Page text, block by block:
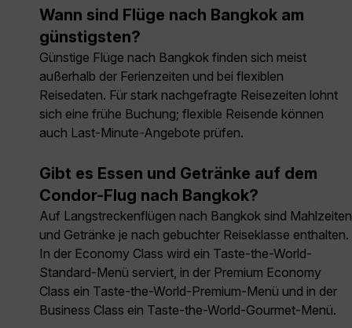
Wann sind Flüge nach Bangkok am
günstigsten?
Günstige Flüge nach Bangkok finden sich meist
außerhalb der Ferienzeiten und bei flexiblen
Reisedaten. Für stark nachgefragte Reisezeiten lohnt
sich eine frühe Buchung; flexible Reisende können
auch Last-Minute-Angebote prüfen.
Gibt es Essen und Getränke auf dem
Condor-Flug nach Bangkok?
Auf Langstreckenflügen nach Bangkok sind Mahlzeiten
und Getränke je nach gebuchter Reiseklasse enthalten.
In der Economy Class wird ein Taste-the-World-
Standard-Menü serviert, in der Premium Economy
Class ein Taste-the-World-Premium-Menü und in der
Business Class ein Taste-the-World-Gourmet-Menü.